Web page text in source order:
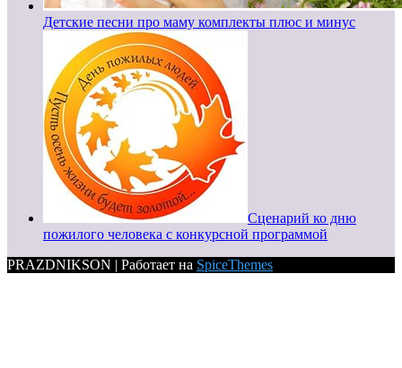
Детские песни про маму комплекты плюс и минус
Сценарий ко дню
пожилого человека с конкурсной программой
PRAZDNIKSON | Работает на SpiceThemes